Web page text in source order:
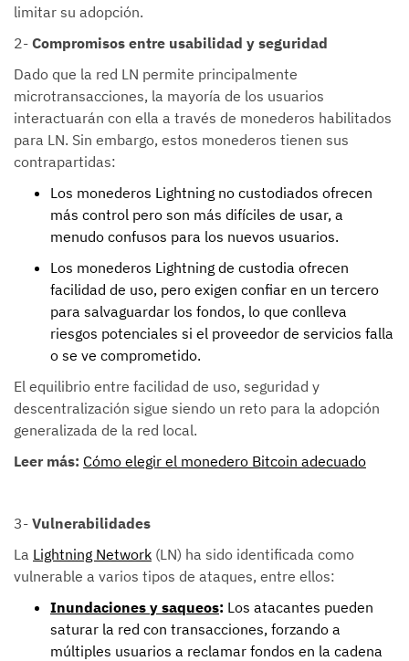
limitar su adopción.
2- Compromisos entre usabilidad y seguridad
Dado que la red LN permite principalmente
microtransacciones, la mayoría de los usuarios
interactuarán con ella a través de monederos habilitados
para LN. Sin embargo, estos monederos tienen sus
contrapartidas:
Los monederos Lightning no custodiados ofrecen
más control pero son más difíciles de usar, a
menudo confusos para los nuevos usuarios.
Los monederos Lightning de custodia ofrecen
facilidad de uso, pero exigen confiar en un tercero
para salvaguardar los fondos, lo que conlleva
riesgos potenciales si el proveedor de servicios falla
o se ve comprometido.
El equilibrio entre facilidad de uso, seguridad y
descentralización sigue siendo un reto para la adopción
generalizada de la red local.
Leer más: Cómo elegir el monedero Bitcoin adecuado
3- Vulnerabilidades
La Lightning Network (LN) ha sido identificada como
vulnerable a varios tipos de ataques, entre ellos:
Inundaciones y saqueos: Los atacantes pueden
saturar la red con transacciones, forzando a
múltiples usuarios a reclamar fondos en la cadena